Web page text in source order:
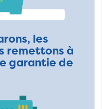
les
remettons à
garantie de